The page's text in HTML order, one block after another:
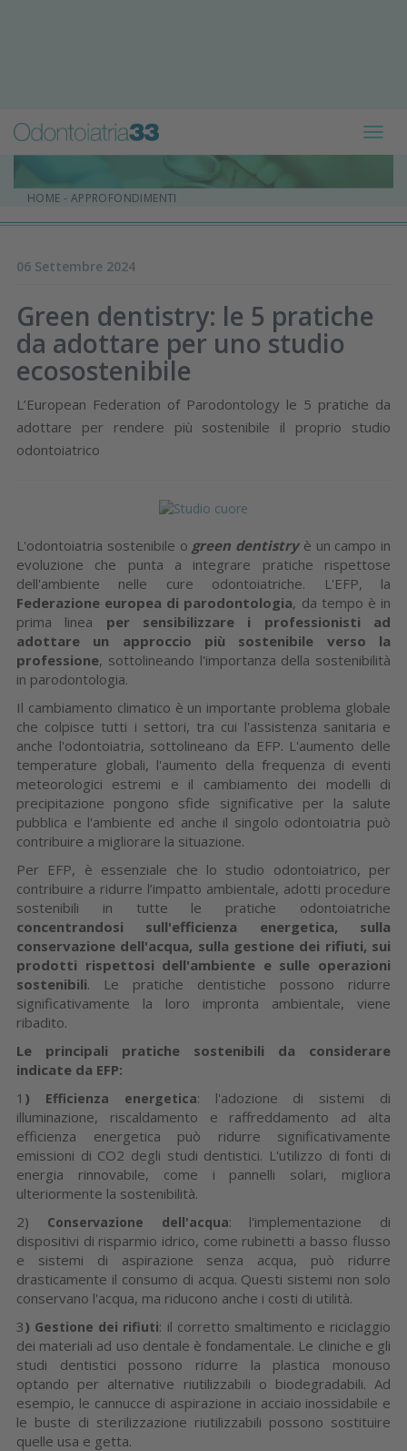
HOME - APPROFONDIMENTI
06 Settembre 2024
Green dentistry: le 5 pratiche
da adottare per uno studio
ecosostenibile
L’European Federation of Parodontology le 5 pratiche da
adottare per rendere più sostenibile il proprio studio
odontoiatrico
L'odontoiatria sostenibile o green dentistryè un campo in
evoluzione che punta a integrare pratiche rispettose
dell'ambiente nelle cure odontoiatriche. L'EFP, la
Federazione europea di parodontologia, da tempo è in
prima linea per sensibilizzare i professionisti ad
adottare un approccio più sostenibile verso la
professione, sottolineando l'importanza della sostenibilità
in parodontologia.
Il cambiamento climatico è un importante problema globale
che colpisce tutti i settori, tra cui l'assistenza sanitaria e
anche l'odontoiatria, sottolineano da EFP. L'aumento delle
temperature globali, l'aumento della frequenza di eventi
meteorologici estremi e il cambiamento dei modelli di
precipitazione pongono sfide significative per la salute
pubblica e l'ambiente ed anche il singolo odontoiatria può
contribuire a migliorare la situazione.
Per EFP, è essenziale che lo studio odontoiatrico, per
contribuire a ridurre l’impatto ambientale, adotti procedure
sostenibili in tutte le pratiche odontoiatriche
concentrandosi sull'efficienza energetica, sulla
conservazione dell'acqua, sulla gestione dei rifiuti, sui
prodotti rispettosi dell'ambiente e sulle operazioni
sostenibili. Le pratiche dentistiche possono ridurre
significativamente la loro impronta ambientale, viene
ribadito.
Le principali pratiche sostenibili da considerare
indicate da EFP:
1 ) Efficienza energetica: l'adozione di sistemi di
illuminazione, riscaldamento e raffreddamento ad alta
efficienza energetica può ridurre significativamente
emissioni di CO2 degli studi dentistici. L'utilizzo di fonti di
energia rinnovabile, come i pannelli solari, migliora
ulteriormente la sostenibilità.
2) Conservazione dell'acqua: l'implementazione di
dispositivi di risparmio idrico, come rubinetti a basso flusso
e sistemi di aspirazione senza acqua, può ridurre
drasticamente il consumo di acqua. Questi sistemi non solo
conservano l'acqua, ma riducono anche i costi di utilità.
3) Gestione dei rifiuti: il corretto smaltimento e riciclaggio
dei materiali ad uso dentale è fondamentale. Le cliniche e gli
studi dentistici possono ridurre la plastica monouso
optando per alternative riutilizzabili o biodegradabili. Ad
esempio, le cannucce di aspirazione in acciaio inossidabile e
le buste di sterilizzazione riutilizzabili possono sostituire
quelle usa e getta.